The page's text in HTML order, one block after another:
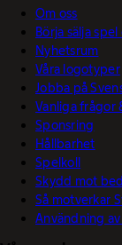
Om oss
Börja sälja
Nyhetsrum
Våra logotyper
Jobba på
Vanliga frågor
Sponsring
Hållbarhet
Spelkoll
Skydd mot
Så motverkar
Användning